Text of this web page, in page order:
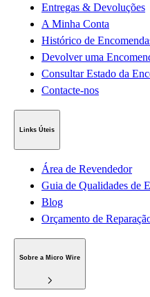
Entregas & Devoluções
A Minha Conta
Histórico de
Devolver uma
Consultar Estado da
Contacte-nos
Links Úteis
Área de Revendedor
Guia de Qualidades de
Blog
Orçamento de
Sobre a Micro Wire